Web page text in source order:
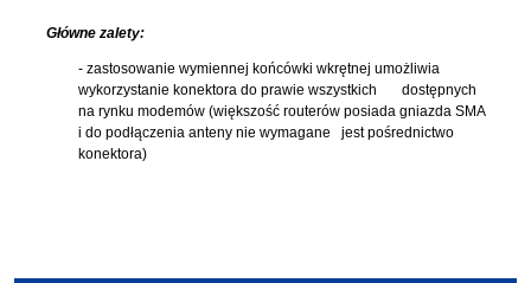
Główne zalety:
- zastosowanie wymiennej końcówki wkrętnej umożliwia
wykorzystanie konektora do prawie wszystkich dostępnych
na rynku modemów (większość routerów posiada gniazda SMA
i do podłączenia anteny nie wymagane jest pośrednictwo
konektora)